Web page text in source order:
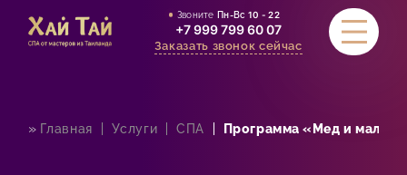
Звоните Пн-Вс 10 - 22
+7 999 799 60 07
Заказать звонок сейчас
УСЛУГИ
» Главная Услуги СПА Программа «Мед и